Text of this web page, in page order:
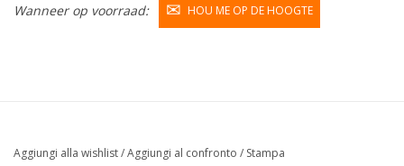
Wanneer op voorraad:
HOU ME OP DE HOOGTE
Aggiungi alla wishlist/Aggiungi al confronto / Stampa